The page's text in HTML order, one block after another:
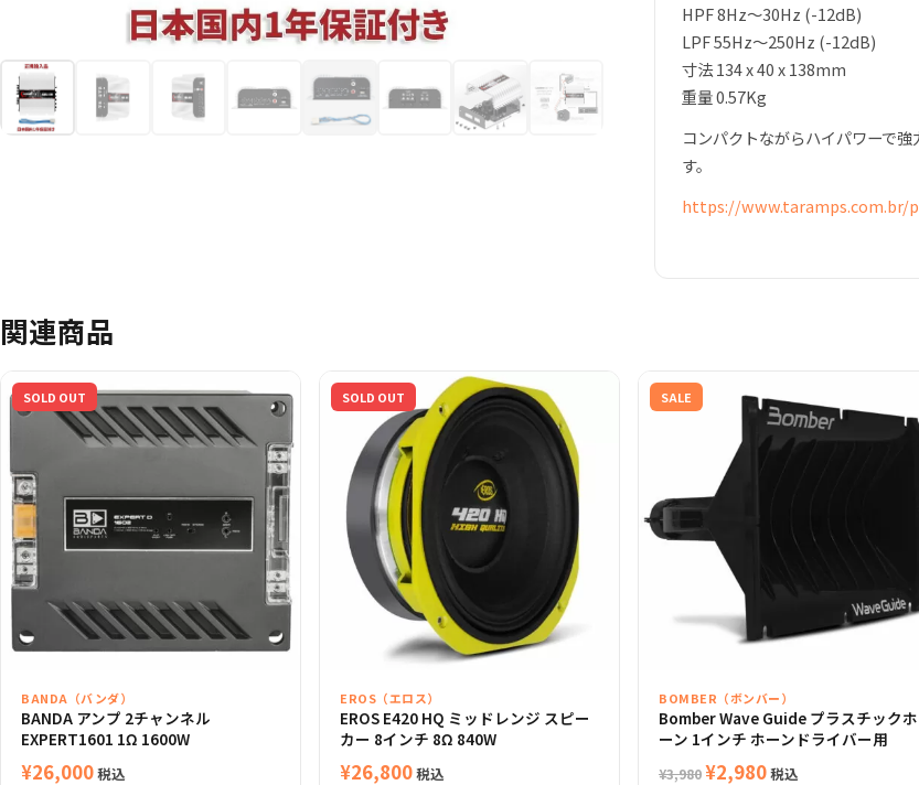
HPF 8Hz～30Hz (-12dB)
LPF 55Hz～250Hz (-12dB)
寸法 134 x 40 x 138mm
重量 0.57Kg
コンパクトながらハイパワーで
す。
https://www.taramps.com.br/
関連商品
SOLD OUT
BANDA（バンダ）
BANDA アンプ 2チャンネル
EXPERT1601 1Ω 1600W
¥26,000税込
SOLD OUT
EROS（エロス）
EROS E420 HQ ミッドレンジ スピー
カー 8インチ 8Ω 840W
¥26,800税込
SALE
BOMBER（ボンバー）
Bomber Wave Guide プラスチックホ
ーン 1インチ ホーンドライバー用
¥3,980元
¥2,980現
税込